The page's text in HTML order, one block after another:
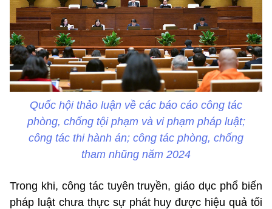
Quốc hội thảo luận về các báo cáo công tác
phòng, chống tội phạm và vi phạm pháp luật;
công tác thi hành án; công tác phòng, chống
tham nhũng năm 2024
Trong khi, công tác tuyên truyền, giáo dục phổ biến
pháp luật chưa thực sự phát huy được hiệu quả tối